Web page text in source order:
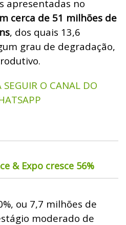
apresentadas no
cerca de 51 milhões de
, dos quais 13,6
grau de degradação,
O CANAL DO
& Expo cresce 56%
ou 7,7 milhões de
moderado de